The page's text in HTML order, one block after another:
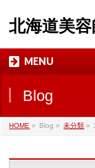
北海道美
MENU
Blog
HOME » Blog » 未分類 »